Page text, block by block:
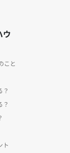
ウ
こと
？
？
ト